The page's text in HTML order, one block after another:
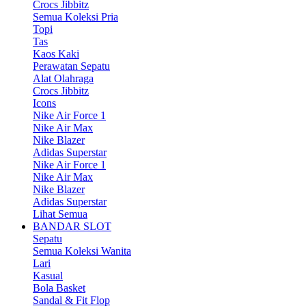
Crocs Jibbitz
Semua Koleksi Pria
Topi
Tas
Kaos Kaki
Perawatan Sepatu
Alat Olahraga
Crocs Jibbitz
Icons
Nike Air Force 1
Nike Air Max
Nike Blazer
Adidas Superstar
Nike Air Force 1
Nike Air Max
Nike Blazer
Adidas Superstar
Lihat Semua
BANDAR SLOT
Sepatu
Semua Koleksi Wanita
Lari
Kasual
Bola Basket
Sandal & Fit Flop